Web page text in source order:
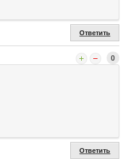
Ответить
0
Ответить